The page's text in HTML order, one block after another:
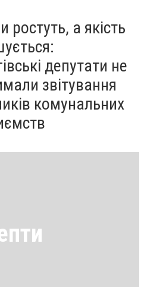
ростуть, а якість
депутати не
звітування
комунальних